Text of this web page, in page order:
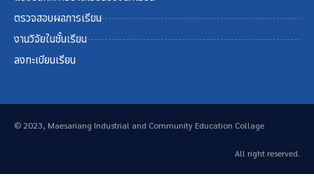
ตรวจสอบผลการเรียน
งานวิจัยในชั้นเรียน
ลงทะเบียนเรียน
© 2023, Maesariang Industrial and Community Education Collage
All right reserved.